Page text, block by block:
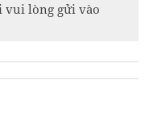
vui lòng gửi vào